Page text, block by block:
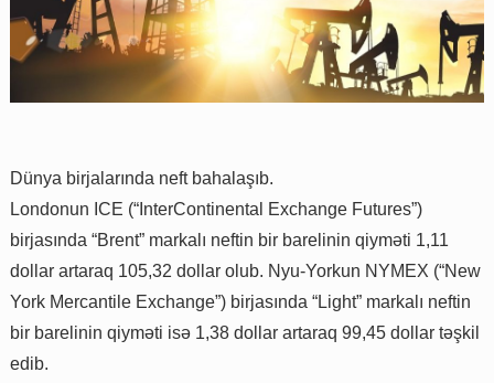
Dünya birjalarında neft bahalaşıb.
Londonun ICE (“InterContinental Exchange Futures”)
birjasında “Brent” markalı neftin bir barelinin qiyməti 1,11
dollar artaraq 105,32 dollar olub. Nyu-Yorkun NYMEX (“New
York Mercantile Exchange”) birjasında “Light” markalı neftin
bir barelinin qiyməti isə 1,38 dollar artaraq 99,45 dollar təşkil
edib.